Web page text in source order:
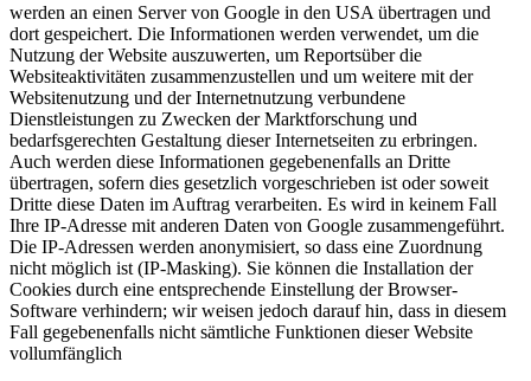
werden an einen Server von Google in den USA übertragen und
dort gespeichert. Die Informationen werden verwendet, um die
Nutzung der Website auszuwerten, um Reportsüber die
Websiteaktivitäten zusammenzustellen und um weitere mit der
Websitenutzung und der Internetnutzung verbundene
Dienstleistungen zu Zwecken der Marktforschung und
bedarfsgerechten Gestaltung dieser Internetseiten zu erbringen.
Auch werden diese Informationen gegebenenfalls an Dritte
übertragen, sofern dies gesetzlich vorgeschrieben ist oder soweit
Dritte diese Daten im Auftrag verarbeiten. Es wird in keinem Fall
Ihre IP-Adresse mit anderen Daten von Google zusammengeführt.
Die IP-Adressen werden anonymisiert, so dass eine Zuordnung
nicht möglich ist (IP-Masking). Sie können die Installation der
Cookies durch eine entsprechende Einstellung der Browser-
Software verhindern; wir weisen jedoch darauf hin, dass in diesem
Fall gegebenenfalls nicht sämtliche Funktionen dieser Website
vollumfänglich